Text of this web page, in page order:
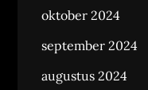
oktober 2024
september 2024
augustus 2024